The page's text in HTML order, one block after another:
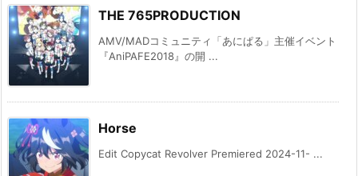
THE 765PRODUCTION
AMV/MADコミュニティ「あにぱる」主催イベント
『AniPAFE2018』の開 ...
Horse
Edit Copycat Revolver Premiered 2024-11- ...